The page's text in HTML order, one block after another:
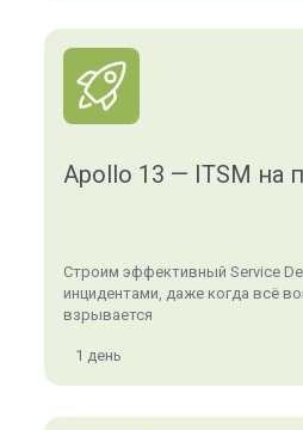
Apollo 13 — ITSM на
Строим эффективный Service
инцидентами, даже когда всё
взрывается
1 день